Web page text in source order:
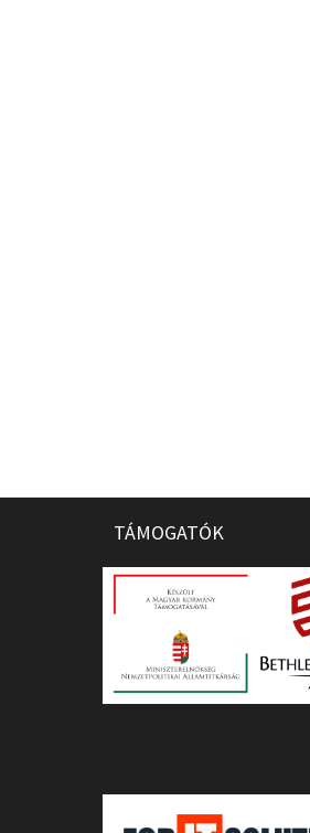
TÁMOGATÓK